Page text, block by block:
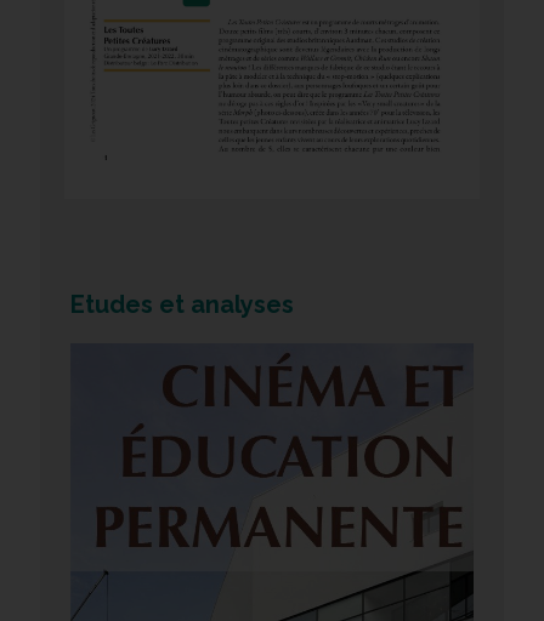
Etudes et analyses